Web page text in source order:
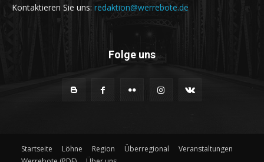
Kontaktieren Sie uns: redaktion@werrebote.de
Folge uns
Startseite Löhne Region Überregional
Veranstaltungen